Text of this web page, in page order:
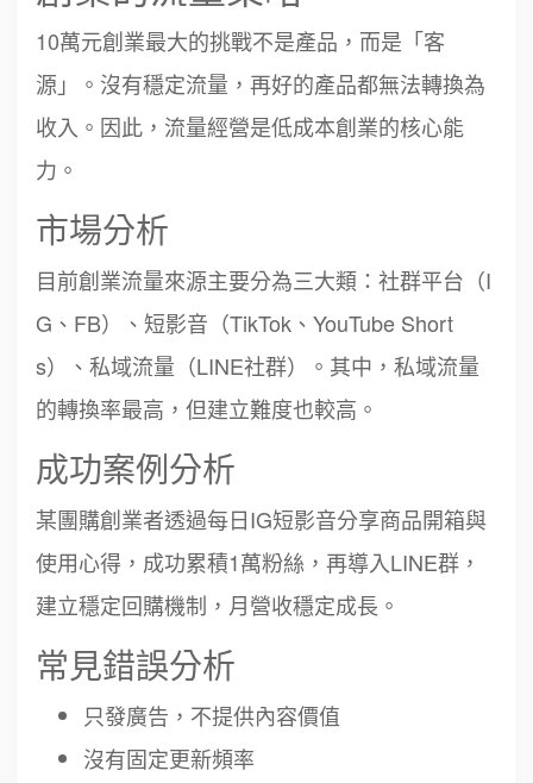
10萬元創業最大的挑戰不是產品，而是「客
源」。沒有穩定流量，再好的產品都無法轉換為
收入。因此，流量經營是低成本創業的核心能
力。
市場分析
目前創業流量來源主要分為三大類：社群平台（I
G、FB）、短影音（TikTok、YouTube Short
s）、私域流量（LINE社群）。其中，私域流量
的轉換率最高，但建立難度也較高。
成功案例分析
某團購創業者透過每日IG短影音分享商品開箱與
使用心得，成功累積1萬粉絲，再導入LINE群，
建立穩定回購機制，月營收穩定成長。
常見錯誤分析
只發廣告，不提供內容價值
沒有固定更新頻率